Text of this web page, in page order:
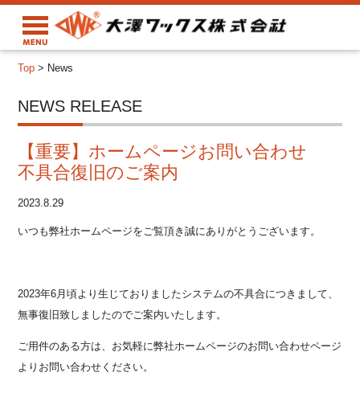
Top > News
NEWS RELEASE
【重要】ホームページお問い合わせ
不具合復旧のご案内
2023.8.29
いつも弊社ホームページをご覧頂き誠にありがとうございます。
2023年6月頃より生じておりましたシステムの不具合につきまして、
無事復旧致しましたのでご案内いたします。
ご用件のある方は、お気軽に弊社ホームページのお問い合わせページ
よりお問い合わせください。